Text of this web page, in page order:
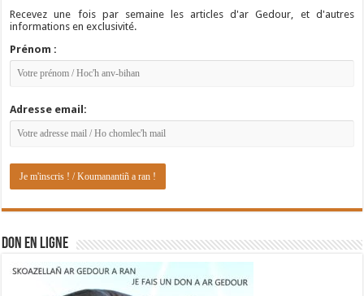
Recevez une fois par semaine les articles d'ar Gedour, et d'autres
informations en exclusivité.
Prénom :
Adresse email:
DON EN LIGNE